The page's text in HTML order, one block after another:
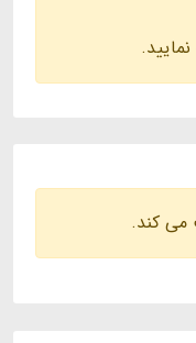
می کند.